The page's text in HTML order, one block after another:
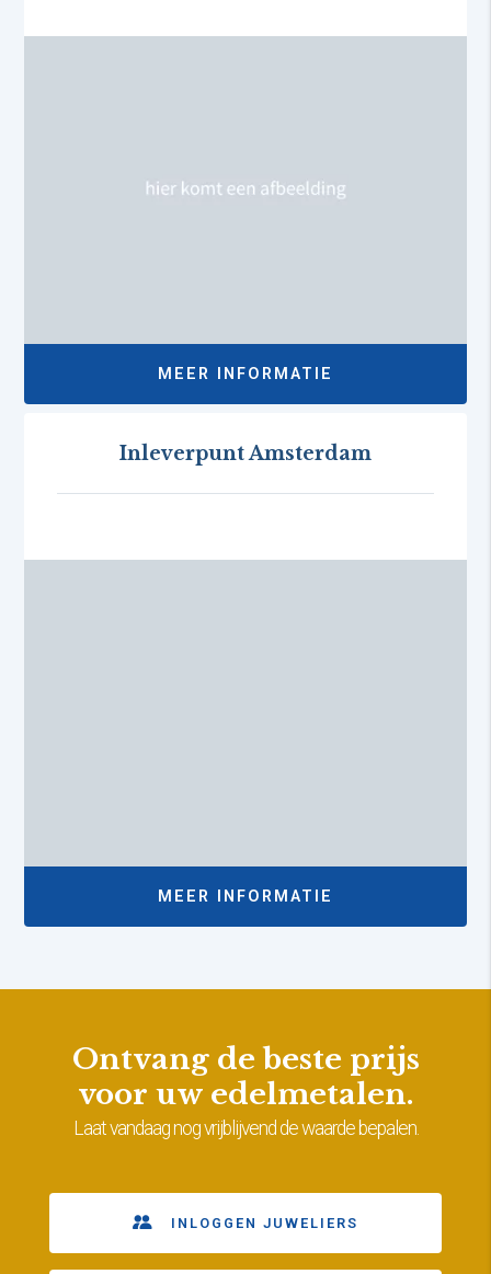
MEER INFORMATIE
Inleverpunt Amsterdam
MEER INFORMATIE
Ontvang de beste prijs
voor uw edelmetalen.
Laat vandaag nog vrijblijvend de waarde bepalen.
INLOGGEN JUWELIERS